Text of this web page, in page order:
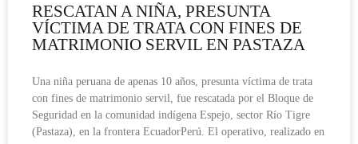
RESCATAN A NIÑA, PRESUNTA
VÍCTIMA DE TRATA CON FINES DE
MATRIMONIO SERVIL EN PASTAZA
Una niña peruana de apenas 10 años, presunta víctima de trata
con fines de matrimonio servil, fue rescatada por el Bloque de
Seguridad en la comunidad indígena Espejo, sector Río Tigre
(Pastaza), en la frontera EcuadorPerú. El operativo, realizado en